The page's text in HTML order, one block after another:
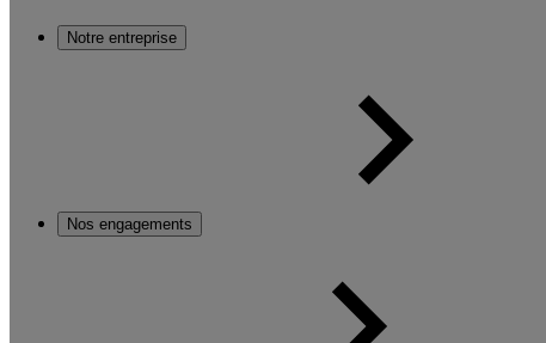
Notre entreprise
Nos engagements